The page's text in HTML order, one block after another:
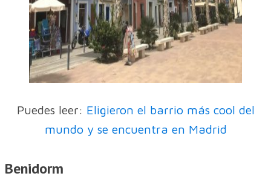
Puedes leer: Eligieron el barrio más cool del
mundo y se encuentra en Madrid
Benidorm